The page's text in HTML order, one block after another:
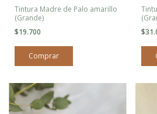
Tintura Madre de Palo amarillo
(Grande)
$19.700